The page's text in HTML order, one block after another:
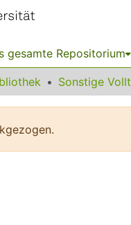
gesamte Repositorium